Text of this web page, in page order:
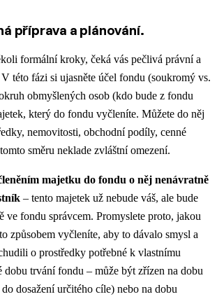
příprava a plánování.
formální kroky, čeká vás pečlivá právní a
této fázi si ujasněte účel fondu (soukromý vs.
obmyšlených osob (kdo bude z fondu
který do fondu vyčleníte. Můžete do něj
nemovitosti, obchodní podíly, cenné
směru neklade zvláštní omezení.
majetku do fondu o něj nenávratně
– tento majetek už nebude váš, ale bude
ve fondu správcem. Promyslete proto, jakou
způsobem vyčleníte, aby to dávalo smysl a
o prostředky potřebné k vlastnímu
dobu trvání fondu – může být zřízen na dobu
dosažení určitého cíle) nebo na dobu